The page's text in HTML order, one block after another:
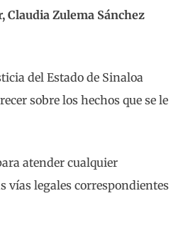
Claudia Zulema Sánchez
del Estado de Sinaloa
sobre los hechos que se le
atender cualquier
vías legales correspondientes